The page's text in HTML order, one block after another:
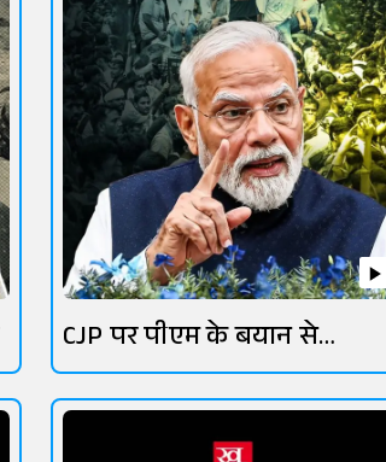
CJP पर पीएम के बयान से
सियासत तेज